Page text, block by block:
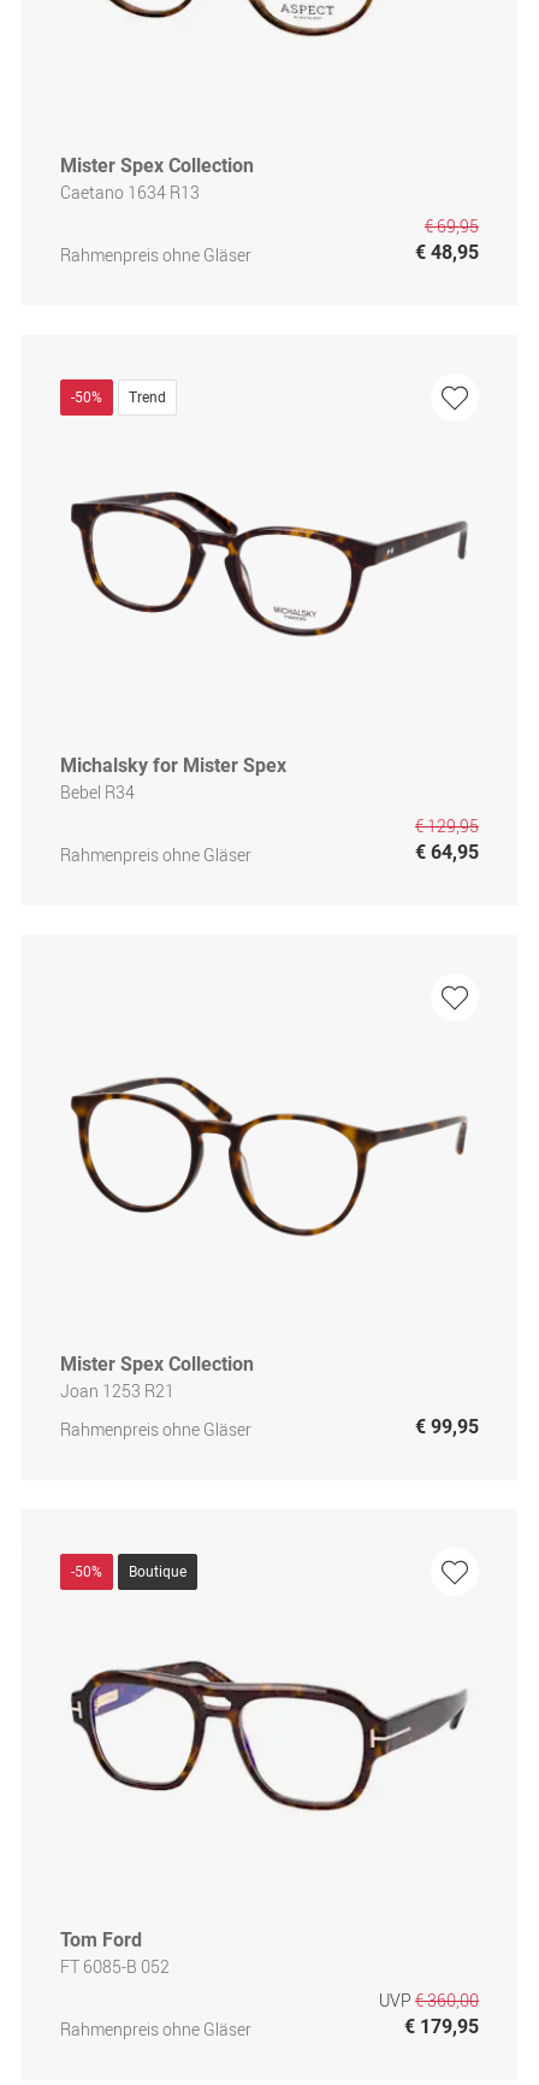
Mister Spex Collection
Caetano 1634 R13
Rahmenpreis ohne Gläser
€ 69,95
€ 48,95
-50% Trend
Michalsky for Mister Spex
Bebel R34
Rahmenpreis ohne Gläser
€ 129,95
€ 64,95
Mister Spex Collection
Joan 1253 R21
Rahmenpreis ohne Gläser
€ 99,95
-50% Boutique
Tom Ford
FT 6085-B 052
Rahmenpreis ohne Gläser
UVP € 360,00
€ 179,95